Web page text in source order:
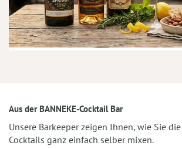
Aus der BANNEKE-Cocktail Bar
Unsere Barkeeper zeigen Ihnen, wie Sie
Cocktails ganz einfach selber mixen.